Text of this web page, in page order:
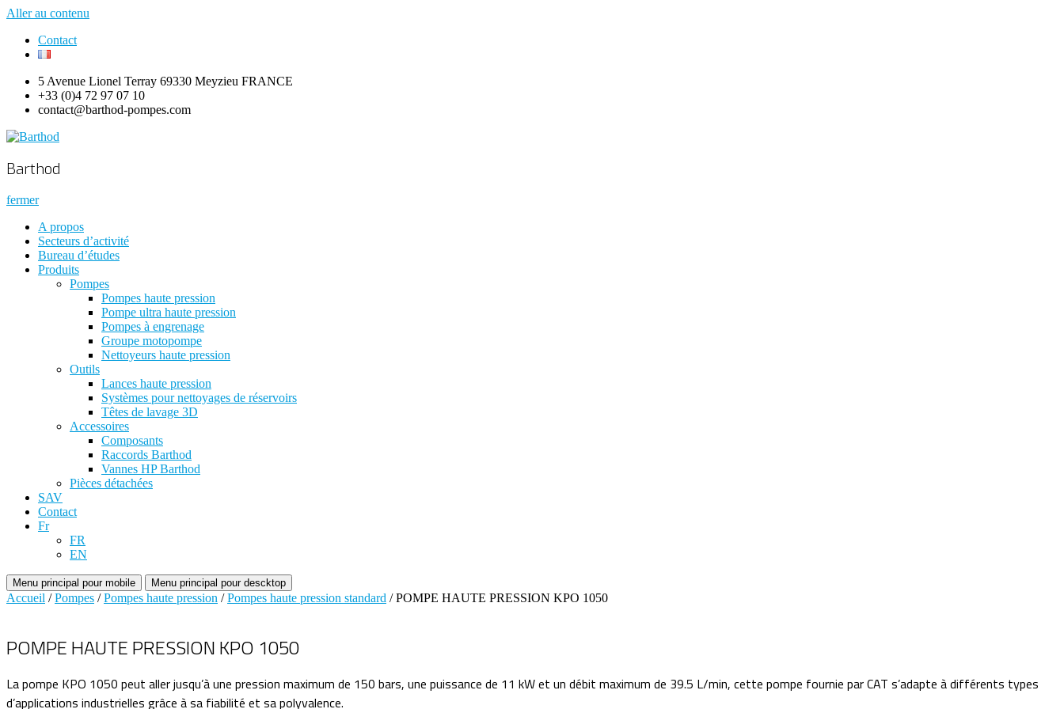
Aller au contenu
Contact
5 Avenue Lionel Terray 69330 Meyzieu FRANCE
+33 (0)4 72 97 07 10
contact@barthod-pompes.com
Barthod
High Pressure Engineering
Barthod
fermer
A propos
Secteurs d’activité
Bureau d’études
Produits
Pompes
Pompes haute pression
Pompe ultra haute pression
Pompes à engrenage
Groupe motopompe
Nettoyeurs haute pression
Outils
Lances haute pression
Systèmes pour nettoyages de réservoirs
Têtes de lavage 3D
Accessoires
Composants
Raccords Barthod
Vannes HP Barthod
Pièces détachées
SAV
Contact
Fr
FR
EN
Menu principal pour mobile Menu principal pour descktop
Accueil /Pompes /Pompes haute pression /Pompes haute pression standard / POMPE HAUTE PRESSION KPO 1050
POMPE HAUTE PRESSION KPO 1050
La pompe KPO 1050 peut aller jusqu’à une pression maximum de 150 bars, une puissance de 11 kW et un débit maximum de 39.5 L/min, cette pompe fournie par CAT s’adapte à différents types
d’applications industrielles grâce à sa fiabilité et sa polyvalence.